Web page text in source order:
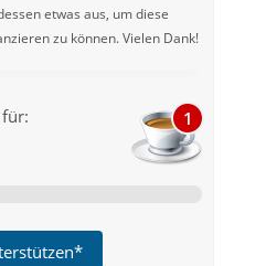
etwas aus, um diese
zu können. Vielen Dank!
1